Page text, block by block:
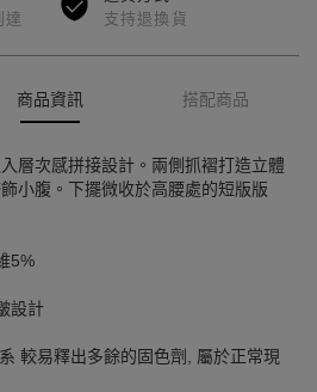
達
支持退換貨
商品資訊 搭配商品
層次感拼接設計。兩側抓褶打造立體
小腹。下擺微收於高腰處的短版版
5%
設計
較易釋出多餘的固色劑, 屬於正常現